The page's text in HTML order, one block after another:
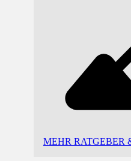
MEHR RATGEBER